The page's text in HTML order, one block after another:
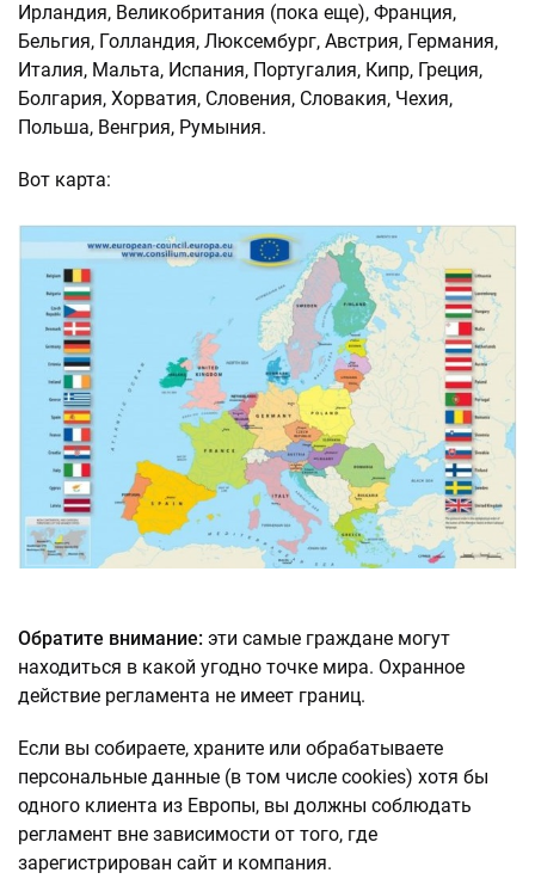
Ирландия, Великобритания (пока еще), Франция,
Бельгия, Голландия, Люксембург, Австрия, Германия,
Италия, Мальта, Испания, Португалия, Кипр, Греция,
Болгария, Хорватия, Словения, Словакия, Чехия,
Польша, Венгрия, Румыния.
Вот карта:
Обратите внимание: эти самые граждане могут
находиться в какой угодно точке мира. Охранное
действие регламента не имеет границ.
Если вы собираете, храните или обрабатываете
персональные данные (в том числе cookies) хотя бы
одного клиента из Европы, вы должны соблюдать
регламент вне зависимости от того, где
зарегистрирован сайт и компания.